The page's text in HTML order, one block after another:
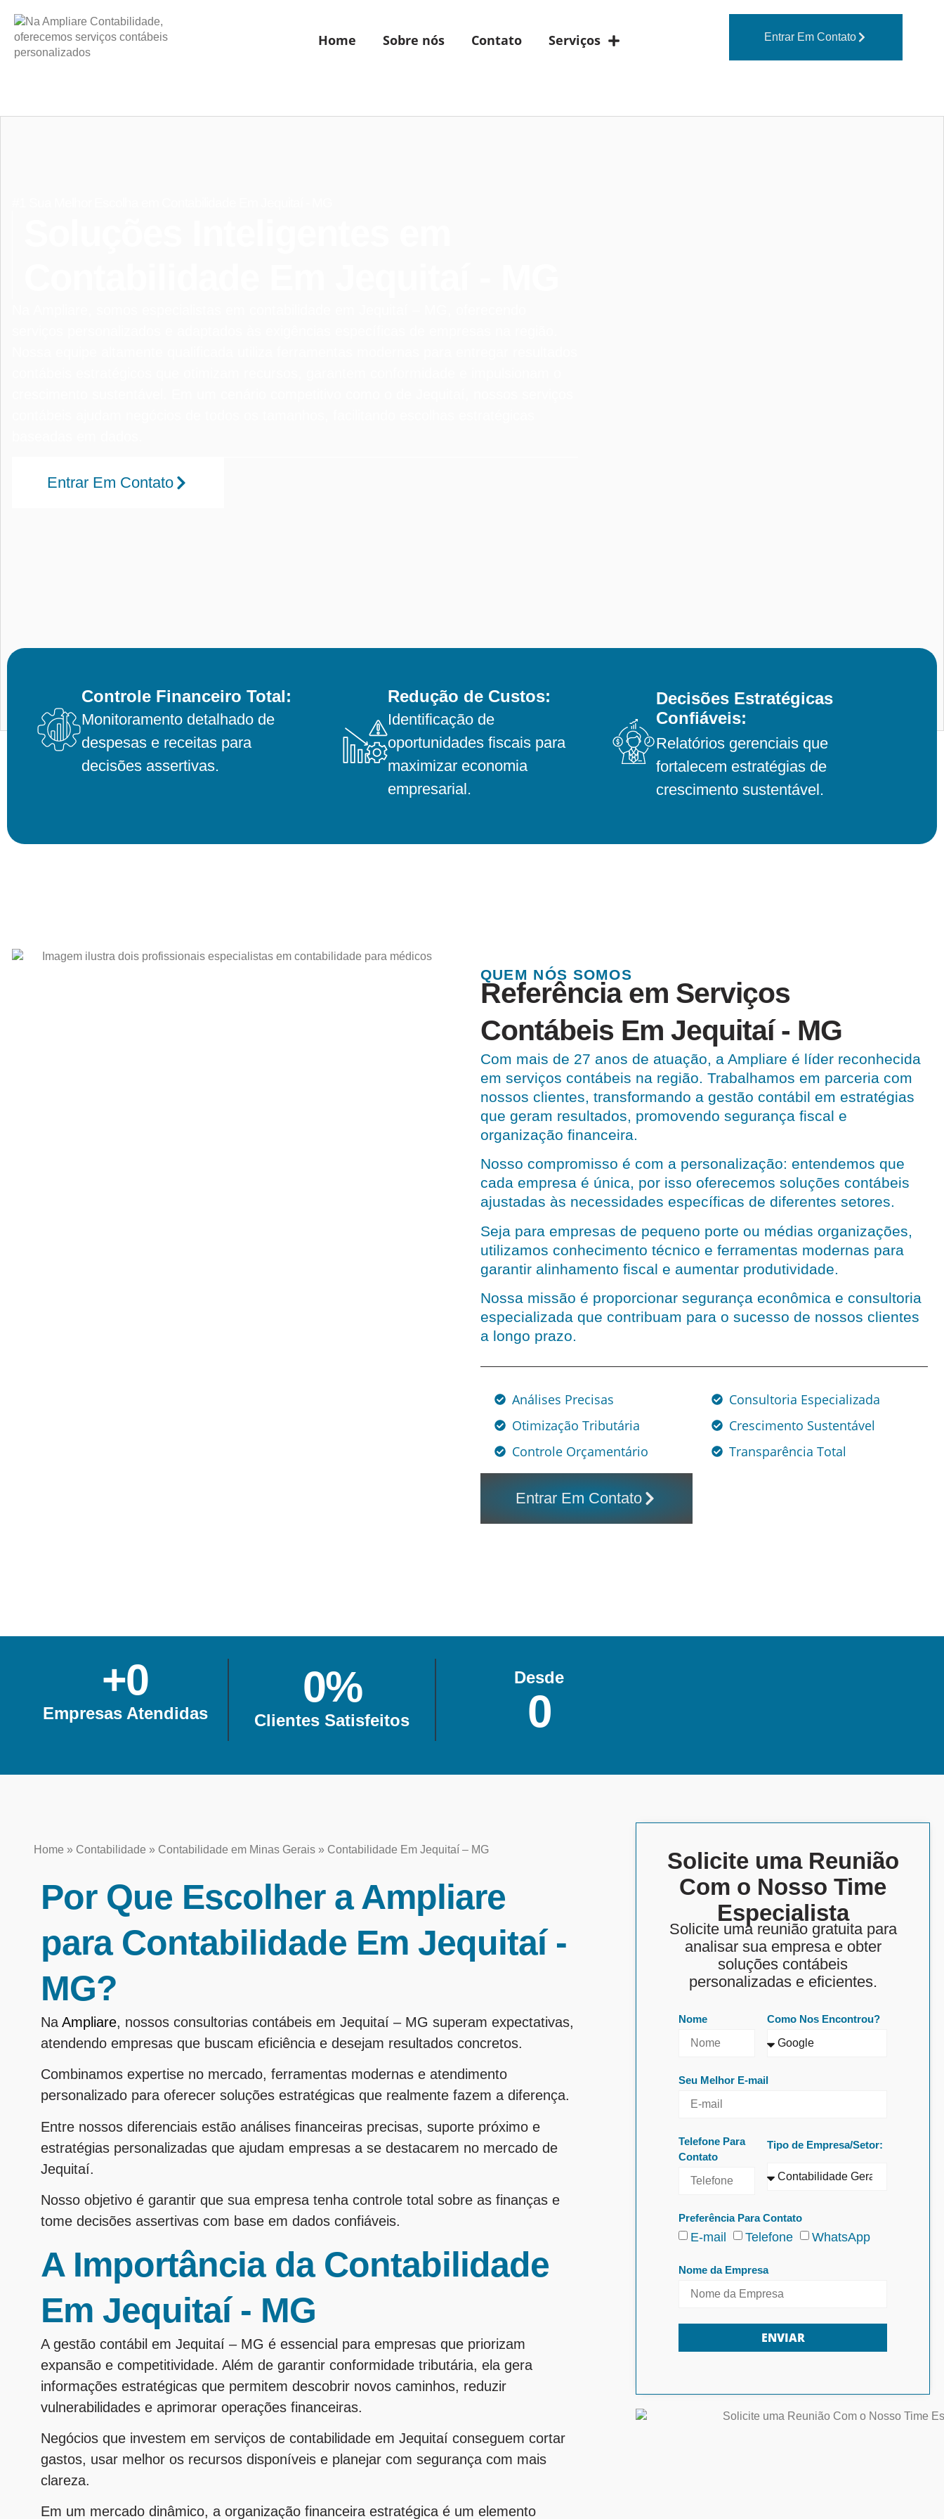
Home Sobre nós Contato Serviços Entrar Em Contato
Entrar Em Contato
Controle Financeiro Total:
Monitoramento detalhado de
despesas e receitas para
decisões assertivas.
Redução de Custos:
Identificação de
oportunidades fiscais para
maximizar economia
empresarial.
Decisões Estratégicas
Confiáveis:
Relatórios gerenciais que
fortalecem estratégias de
crescimento sustentável.
QUEM NÓS SOMOS
Referência em Serviços
Contábeis Em Jequitaí - MG
Com mais de 27 anos de atuação, a Ampliare é líder reconhecida
em serviços contábeis na região. Trabalhamos em parceria com
nossos clientes, transformando a gestão contábil em estratégias
que geram resultados, promovendo segurança fiscal e
organização financeira.
Nosso compromisso é com a personalização: entendemos que
cada empresa é única, por isso oferecemos soluções contábeis
ajustadas às necessidades específicas de diferentes setores.
Seja para empresas de pequeno porte ou médias organizações,
utilizamos conhecimento técnico e ferramentas modernas para
garantir alinhamento fiscal e aumentar produtividade.
Nossa missão é proporcionar segurança econômica e consultoria
especializada que contribuam para o sucesso de nossos clientes
a longo prazo.
Análises Precisas
Otimização Tributária
Controle Orçamentário
Consultoria Especializada
Crescimento Sustentável
Transparência Total
Entrar Em Contato
+0
Empresas Atendidas
0%
Clientes Satisfeitos
Desde
0
Home » Contabilidade » Contabilidade em Minas Gerais » Contabilidade Em Jequitaí – MG
Por Que Escolher a Ampliare
para Contabilidade Em Jequitaí -
MG?
Na Ampliare, nossos consultorias contábeis em Jequitaí – MG superam expectativas,
atendendo empresas que buscam eficiência e desejam resultados concretos.
Combinamos expertise no mercado, ferramentas modernas e atendimento
personalizado para oferecer soluções estratégicas que realmente fazem a diferença.
Entre nossos diferenciais estão análises financeiras precisas, suporte próximo e
estratégias personalizadas que ajudam empresas a se destacarem no mercado de
Jequitaí.
Nosso objetivo é garantir que sua empresa tenha controle total sobre as finanças e
tome decisões assertivas com base em dados confiáveis.
A Importância da Contabilidade
Em Jequitaí - MG
A gestão contábil em Jequitaí – MG é essencial para empresas que priorizam
expansão e competitividade. Além de garantir conformidade tributária, ela gera
informações estratégicas que permitem descobrir novos caminhos, reduzir
vulnerabilidades e aprimorar operações financeiras.
Negócios que investem em serviços de contabilidade em Jequitaí conseguem cortar
gastos, usar melhor os recursos disponíveis e planejar com segurança com mais
clareza.
Em um mercado dinâmico, a organização financeira estratégica é um elemento
Solicite uma Reunião
Com o Nosso Time
Especialista
Solicite uma reunião gratuita para
analisar sua empresa e obter
soluções contábeis
personalizadas e eficientes.
Nome Como Nos Encontrou?
Seu Melhor E-mail
Telefone Para
Contato
Tipo de Empresa/Setor:
Preferência Para Contato
E-mail Telefone WhatsApp
Nome da Empresa
ENVIAR